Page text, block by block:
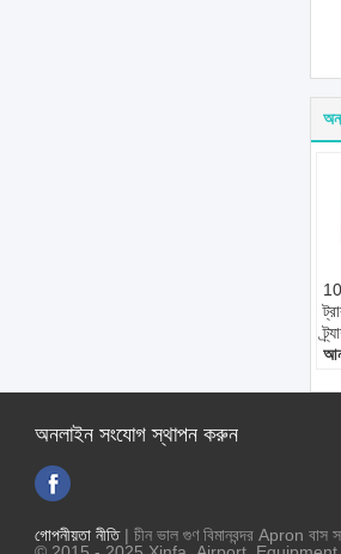
অনলাইন সংযোগ স্থাপন করুন
গোপনীয়তা নীতি| চীন ভাল গুণ বিমানবন্দর Apron বাস